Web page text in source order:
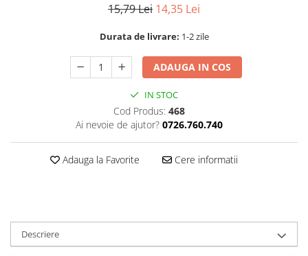
15,79 Lei 14,35 Lei
Durata de livrare: 1-2 zile
ADAUGA IN COS
IN STOC
Cod Produs: 468
Ai nevoie de ajutor? 0726.760.740
Adauga la Favorite Cere informatii
Descriere